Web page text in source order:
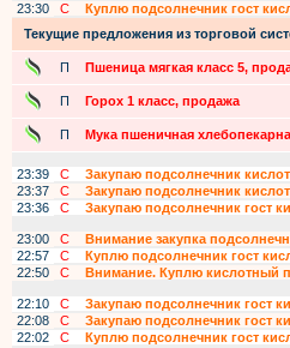
23:30
С
Куплю подсолнечник гост
Текущие предложения из торговой
П Пшеница мягкая класс 5,
П Горох 1 класс, продажа
П Мука пшеничная
23:39
С
Закупаю подсолнечник
23:37
С
Закупаю подсолнечник
23:36
С
Закупаю подсолнечник гост
23:00
С
Внимание закупка
22:57
С
Куплю подсолнечник гост
22:50
С
Внимание. Куплю кислотный
22:10
С
Закупаю подсолнечник гост
22:08
С
Закупаю подсолнечник гост
22:02
С
Куплю подсолнечник гост